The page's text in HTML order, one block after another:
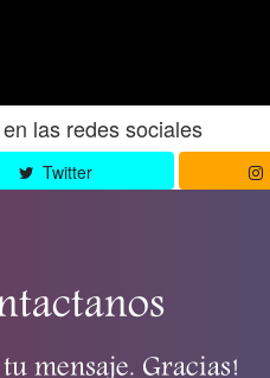
las redes sociales
Twitter
mensaje. Gracias!